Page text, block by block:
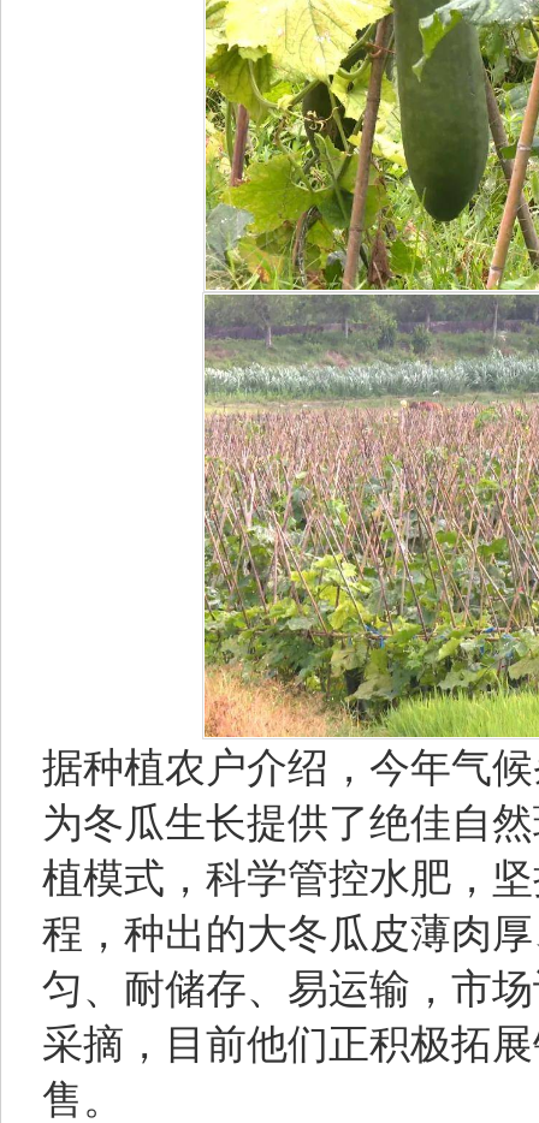
据种植农户介绍，今年气
为冬瓜生长提供了绝佳自
植模式，科学管控水肥，
程，种出的大冬瓜皮薄肉
匀、耐储存、易运输，市
采摘，目前他们正积极拓
售。